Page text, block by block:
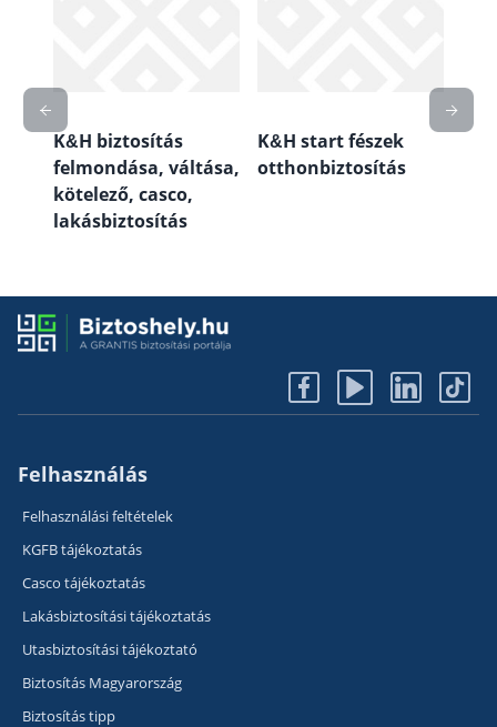
K&H biztosítás
felmondása, váltása,
kötelező, casco,
lakásbiztosítás
K&H start fészek
otthonbiztosítás
Felhasználás
Felhasználási feltételek
KGFB tájékoztatás
Casco tájékoztatás
Lakásbiztosítási tájékoztatás
Utasbiztosítási tájékoztató
Biztosítás Magyarország
Biztosítás tipp